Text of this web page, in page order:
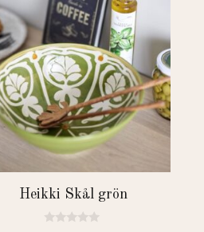
Heikki Skål grön